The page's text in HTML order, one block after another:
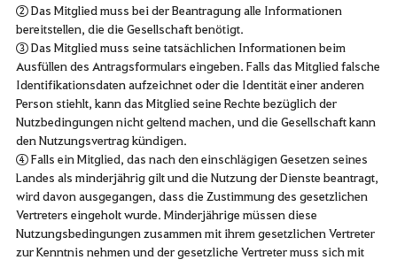
② Das Mitglied muss bei der Beantragung alle Informationen
bereitstellen, die die Gesellschaft benötigt.
③ Das Mitglied muss seine tatsächlichen Informationen beim
Ausfüllen des Antragsformulars eingeben. Falls das Mitglied falsche
Identifikationsdaten aufzeichnet oder die Identität einer anderen
Person stiehlt, kann das Mitglied seine Rechte bezüglich der
Nutzbedingungen nicht geltend machen, und die Gesellschaft kann
den Nutzungsvertrag kündigen.
④ Falls ein Mitglied, das nach den einschlägigen Gesetzen seines
Landes als minderjährig gilt und die Nutzung der Dienste beantragt,
wird davon ausgegangen, dass die Zustimmung des gesetzlichen
Vertreters eingeholt wurde. Minderjährige müssen diese
Nutzungsbedingungen zusammen mit ihrem gesetzlichen Vertreter
zur Kenntnis nehmen und der gesetzliche Vertreter muss sich mit